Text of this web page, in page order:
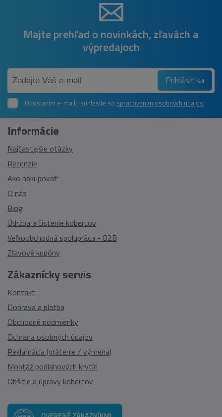
Majte prehľad o novinkách, zľavách a
výpredajoch
Prihlásiť sa
Odoslaním e-mailu súhlasíte so spracovaním osobných údajov.
Zákaznícky servis
Kontakt
Doprava a platba
Obchodné podmienky
Ochrana osobných údajov
Reklamácia (vrátenie / výmena)
Montáž podlahových krytín
Obšitie a úpravy kobercov
Informácie
Najčastejšie otázky
Recenzie
Ako nakupovať
O nás
Blog
Údržba a čistenie kobercov
Veľkoobchodná spolupráca - B2B
Zľavové kupóny